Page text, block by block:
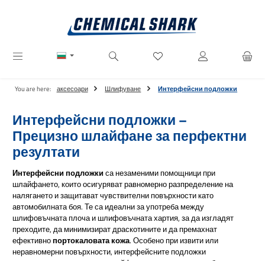
Имате 0 артикули от
You are here: аксесоари Шлифуване Интерфейсни подложки
Интерфейсни подложки –
Прецизно шлайфане за перфектни
резултати
Интерфейсни подложкиса незаменими помощници при
шлайфането, които осигуряват равномерно разпределение на
налягането и защитават чувствителни повърхности като
автомобилната боя. Те са идеални за употреба между
шлифовъчната плоча и шлифовъчната хартия, за да изгладят
преходите, да минимизират драскотините и да премахнат
ефективнопортокаловата кожа. Особено при извити или
неравномерни повърхности, интерфейсните подложки